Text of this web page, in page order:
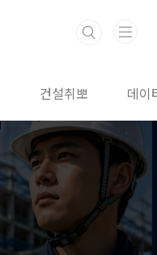
건설취뽀 데이